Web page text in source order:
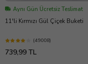
Aynı Gün Ücretsiz Teslimat
11'li Kırmızı Gül Çiçek Buketi
(49008)
739,99 TL